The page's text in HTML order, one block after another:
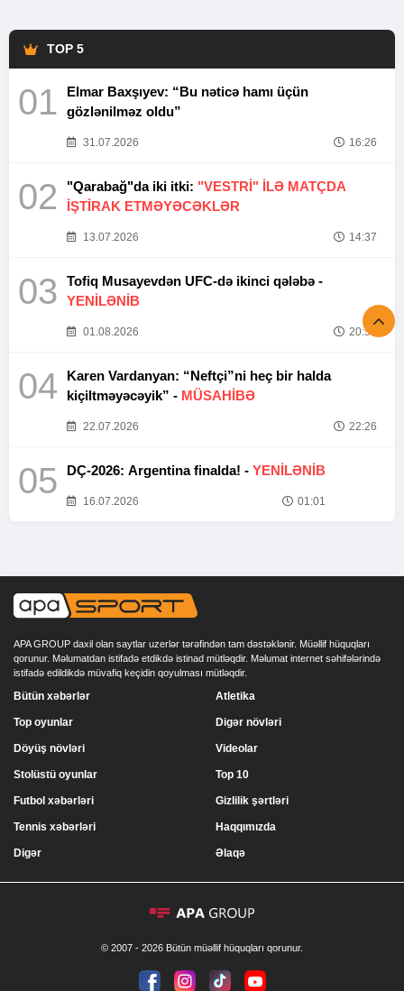
TOP 5
01
Elmar Baxşıyev: “Bu nəticə hamı üçün
gözlənilməz oldu”
31.07.2026 16:26
02 "Qarabağ"da iki itki: "VESTRİ" İLƏ MATÇDA
İŞTİRAK ETMƏYƏCƏKLƏR
13.07.2026 14:37
03
Tofiq Musayevdən UFC-də ikinci qələbə -
YENİLƏNİB
01.08.2026 20:52
04
Karen Vardanyan: “Neftçi”ni heç bir halda
kiçiltməyəcəyik” - MÜSAHİBƏ
22.07.2026 22:26
05 DÇ-2026: Argentina finalda! - YENİLƏNİB
16.07.2026 01:01
APA GROUP daxil olan saytlar uzerlər tərəfindən tam dəstəklənir. Müəllif hüquqları
qorunur. Məlumatdan istifadə etdikdə istinad mütləqdir. Məlumat internet səhifələrində
istifadə edildikdə müvafiq keçidin qoyulması mütləqdir.
Bütün xəbərlər
Top oyunlar
Döyüş növləri
Stolüstü oyunlar
Atletika
Digər növləri
Videolar
Top 10
Futbol xəbərləri
Tennis xəbərləri
Digər
Gizlilik şərtləri
Haqqımızda
Əlaqə
© 2007 - 2026 Bütün müəllif hüquqları qorunur.